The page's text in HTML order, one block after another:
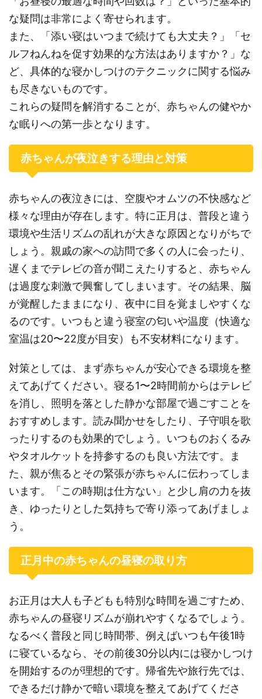
な疑問は非常によく寄せられます。
また、「添い寝はいつまで続けても大丈夫？」「セ
ルフねんねを促す効果的な方法はありますか？」な
ど、具体的な寝かしつけのテクニックに関する悩み
も尽きないものです。
これらの疑問を解消することが、赤ちゃんの健やか
な眠りへの第一歩となります。
赤ちゃんが夜泣きする理由と対策
赤ちゃんの夜泣きには、空腹やオムツの不快感など
様々な理由が存在します。特に正月は、普段と違う
環境や生活リズムの乱れが大きな原因となりがちで
しょう。親戚の家への訪問で多くの人に会ったり、
遅くまでテレビの音が聞こえたりすると、赤ちゃん
は過度な刺激で興奮してしまいます。その結果、脳
が覚醒したままになり、夜中に目を覚ましやすくな
るのです。いつもと違う寝室の匂いや温度（快適な
室温は20〜22度が目安）も不安材料になります。
対策としては、まず赤ちゃんが安心できる環境を整
えてあげてください。寝る1〜2時間前からはテレビ
を消し、照明を落とした静かな部屋で過ごすことを
おすすめします。読み聞かせをしたり、子守唄を歌
ったりするのも効果的でしょう。いつものおくるみ
やタオルケットを持参するのも良い方法です。ま
た、親が焦るとその緊張が赤ちゃんに伝わってしま
います。「この時期は仕方ない」と少し肩の力を抜
き、ゆったりとした気持ちで寄り添ってあげましょ
う。
正月中の赤ちゃんの昼寝の取り方
お正月は大人も子どもも特別な時間を過ごすため、
赤ちゃんの昼寝リズムが崩れやすくなるでしょう。
なるべく普段と同じ時間帯、例えばいつも午後1時
に寝ているなら、その前後30分以内には寝かしつけ
を開始するのが理想的です。帰省先や旅行先では、
できるだけ静かで暗い環境を整えてあげてくださ